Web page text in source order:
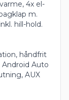
4x el-
m.
hill-hold.
håndfrit
Auto
AUX